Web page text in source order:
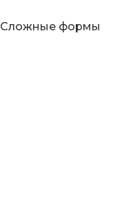
Сложные формы